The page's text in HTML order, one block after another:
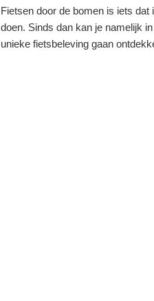
Fietsen door de bomen is iets dat
doen. Sinds dan kan je namelijk
unieke fietsbeleving gaan